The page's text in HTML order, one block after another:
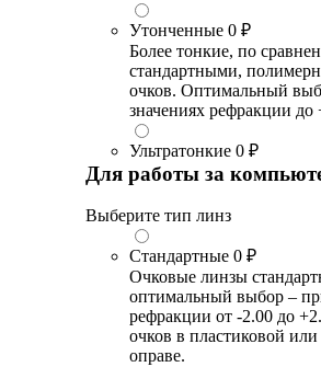
Утонченные 0 ₽
Более тонкие, по
стандартными,
очков. Оптимальный
значениях рефракции до
Ультратонкие 0 ₽
Для работы за
Выберите тип линз
Стандартные 0 ₽
Очковые линзы
оптимальный выбор –
рефракции от -2.00 до
очков в пластиковой
оправе.